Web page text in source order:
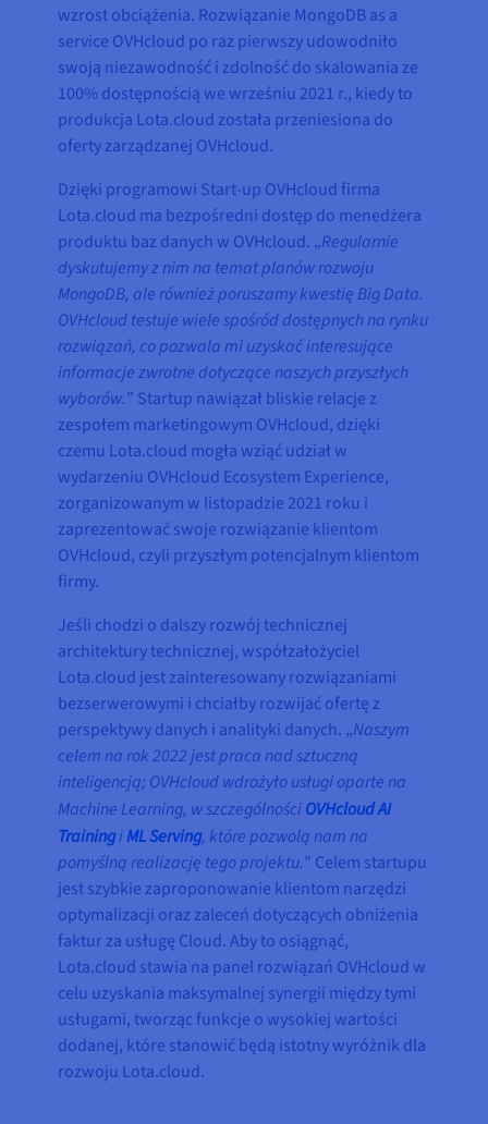
wzrost obciążenia. Rozwiązanie MongoDB as a
service OVHcloud po raz pierwszy udowodniło
swoją niezawodność i zdolność do skalowania ze
100% dostępnością we wrześniu 2021 r., kiedy to
produkcja Lota.cloud została przeniesiona do
oferty zarządzanej OVHcloud.
Dzięki programowi Start-up OVHcloud firma
Lota.cloud ma bezpośredni dostęp do menedżera
produktu baz danych w OVHcloud. „Regularnie
dyskutujemy z nim na temat planów rozwoju
MongoDB, ale również poruszamy kwestię Big Data.
OVHcloud testuje wiele spośród dostępnych na rynku
rozwiązań, co pozwala mi uzyskać interesujące
informacje zwrotne dotyczące naszych przyszłych
wyborów.” Startup nawiązał bliskie relacje z
zespołem marketingowym OVHcloud, dzięki
czemu Lota.cloud mogła wziąć udział w
wydarzeniu OVHcloud Ecosystem Experience,
zorganizowanym w listopadzie 2021 roku i
zaprezentować swoje rozwiązanie klientom
OVHcloud, czyli przyszłym potencjalnym klientom
firmy.
Jeśli chodzi o dalszy rozwój technicznej
architektury technicznej, współzałożyciel
Lota.cloud jest zainteresowany rozwiązaniami
bezserwerowymi i chciałby rozwijać ofertę z
perspektywy danych i analityki danych. „Naszym
celem na rok 2022 jest praca nad sztuczną
inteligencją; OVHcloud wdrożyło usługi oparte na
Machine Learning, w szczególnościOVHcloud AI
TrainingiML Serving, które pozwolą nam na
pomyślną realizację tego projektu.” Celem startupu
jest szybkie zaproponowanie klientom narzędzi
optymalizacji oraz zaleceń dotyczących obniżenia
faktur za usługę Cloud. Aby to osiągnąć,
Lota.cloud stawia na panel rozwiązań OVHcloud w
celu uzyskania maksymalnej synergii między tymi
usługami, tworząc funkcje o wysokiej wartości
dodanej, które stanowić będą istotny wyróżnik dla
rozwoju Lota.cloud.